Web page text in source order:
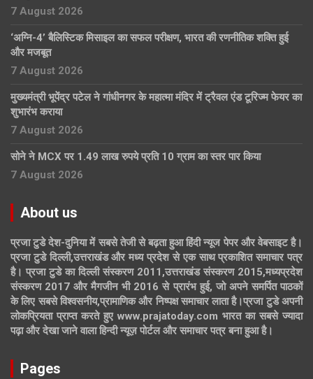
7 August 2026
‘अग्नि-4’ बैलिस्टिक मिसाइल का सफल परीक्षण, भारत की रणनीतिक शक्ति हुई
और मजबूत
7 August 2026
मुख्यमंत्री भूपेंद्र पटेल ने गांधीनगर के महात्मा मंदिर में ट्रैवल एंड टूरिज्म फेयर का
शुभारंभ कराया
7 August 2026
सोने ने MCX पर 1.49 लाख रुपये प्रति 10 ग्राम का स्तर पार किया
7 August 2026
About us
प्रजा टुडे देश-दुनिया में सबसे तेजी से बढ़ता हुआ हिंदी न्यूज पेपर और वेबसाइट है।
प्रजा टुडे दिल्ली,उत्तराखंड और मध्य प्रदेश से एक साथ प्रकाशित समाचार पत्र
है। प्रजा टुडे का दिल्ली संस्करण 2011,उत्तराखंड संस्करण 2015,मध्यप्रदेश
संस्करण 2017 और मैगजीन भी 2016 से प्रारंभ हुई, जो अपने समर्पित पाठकों
के लिए सबसे विश्वसनीय,प्रामाणिक और निष्पक्ष समाचार लाता है।प्रजा टुडे अपनी
लोकप्रियता प्राप्त करते हुए www.prajatoday.com भारत का सबसे ज्यादा
पढ़ा और देखा जाने वाला हिन्दी न्यूज़ पोर्टल और समाचार पत्र बना हुआ है।
Pages